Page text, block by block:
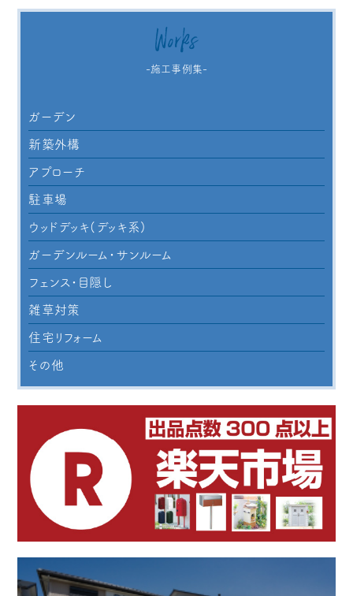
Works
-施工事例集-
ガーデン
新築外構
アプローチ
駐車場
ウッドデッキ(デッキ系)
ガーデンルーム・サンルーム
フェンス・目隠し
雑草対策
住宅リフォーム
その他